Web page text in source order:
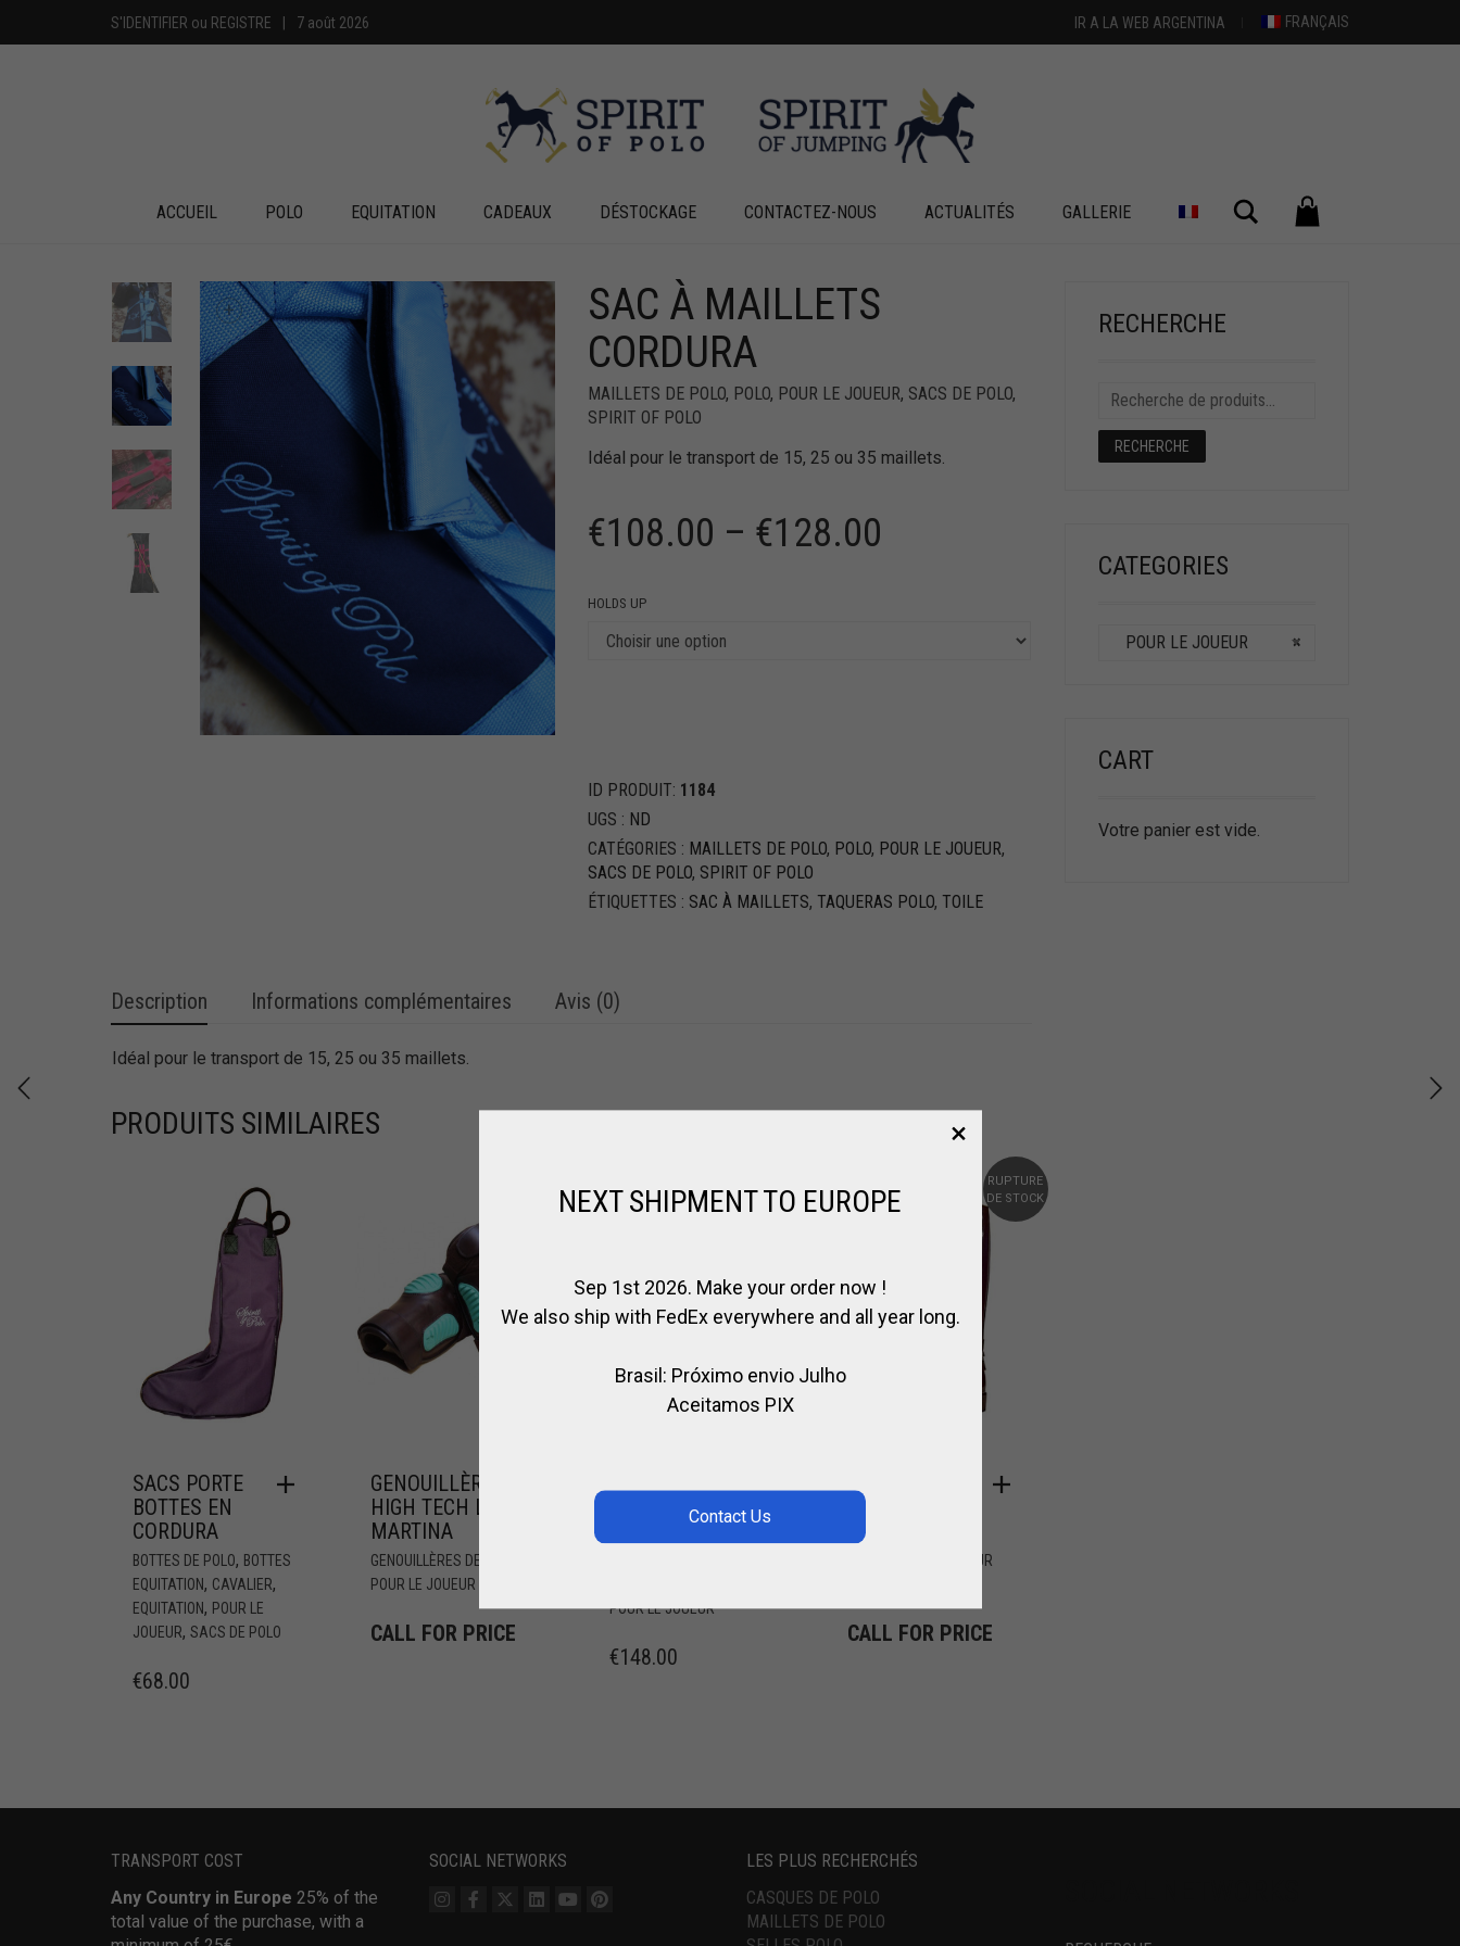
S'IDENTIFIER ou REGISTRE | 7 août 2026 IR A LA WEB ARGENTINA FRANÇAIS
ACCUEIL POLO EQUITATION CADEAUX DÉSTOCKAGE CONTACTEZ-NOUS ACTUALITÉS GALLERIE Chercher
+ +SAC À MAILLETS
CORDURA
MAILLETS DE POLO, POLO, POUR LE JOUEUR, SACS DE POLO,
SPIRIT OF POLO
Idéal pour le transport de 15, 25 ou 35 maillets.
€108.00 – €128.00
HOLDS UP
ID PRODUIT: 1184
UGS : ND
CATÉGORIES : MAILLETS DE POLO, POLO, POUR LE JOUEUR,
SACS DE POLO, SPIRIT OF POLO
ÉTIQUETTES : SAC À MAILLETS, TAQUERAS POLO, TOILE
Description Informations complémentaires Avis (0)
Idéal pour le transport de 15, 25 ou 35 maillets.
PRODUITS SIMILAIRES
SACS PORTE
BOTTES EN
CORDURA
BOTTES DE POLO, BOTTES
EQUITATION, CAVALIER,
EQUITATION, POUR LE
JOUEUR, SACS DE POLO
€68.00
GENOUILLÈRES
HIGH TECH LA
MARTINA
GENOUILLÈRES DE POLO
POUR LE JOUEUR
CALL FOR PRICE
FASHIONED
GENOUILLÈRES
POUR LE JOUEUR
€148.00
RUPTURE
DE STOCK
CLASSIQUES
LA MARTINA
POUR
CALL FOR PRICE
RECHERCHE
RECHERCHE
CATEGORIES
×
POUR LE JOUEUR
CART
Votre panier est vide.
TRANSPORT COST
Any Country in Europe 25% of the
total value of the purchase, with a
SOCIAL NETWORKS
LES PLUS RECHERCHÉS
CASQUES DE POLO
MAILLETS DE POLO
NEXT SHIPMENT TO EUROPE
Sep 1st 2026. Make your order now !
We also ship with FedEx everywhere and all year long.
Brasil: Próximo envio Julho
Aceitamos PIX